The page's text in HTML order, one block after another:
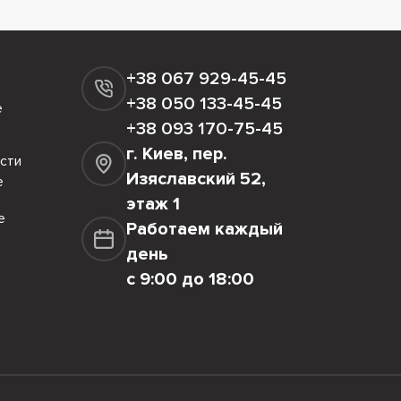
в любое пространство. Они создают
для ног или дополнительного
современных интерьеров, где важны
или место для хранения вещей
в маленьких комнатах, сохраняя
или как мобильное сиденье, которое
+38 067 929-45-45
+38 050 133-45-45
+38 093 170-75-45
г. Киев, пер.
Изяславский 52,
этаж 1
Работаем каждый
день
с 9:00 до 18:00